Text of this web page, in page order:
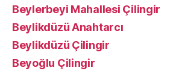
Beylerbeyi Mahallesi Çilingir
Beylikdüzü Anahtarcı
Beylikdüzü Çilingir
Beyoğlu Çilingir